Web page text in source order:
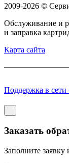
2009-2026 ©
Обслуживание и
и заправка
Карта сайта
Поддержка в
Заказать
Заполните заявку